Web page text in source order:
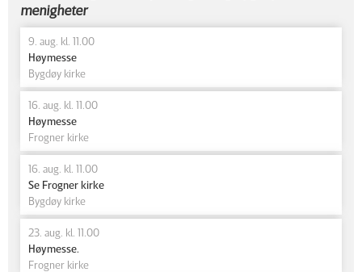
menigheter
9. aug. kl. 11.00
Høymesse
Bygdøy kirke
16. aug. kl. 11.00
Høymesse
Frogner kirke
16. aug. kl. 11.00
Se Frogner kirke
Bygdøy kirke
23. aug. kl. 11.00
Høymesse.
Frogner kirke